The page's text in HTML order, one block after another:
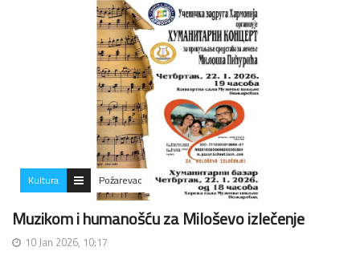
Kultura Požarevac
Muzikom i humanošću za Miloševo izlečenje
10 Jan 2026, 10:17